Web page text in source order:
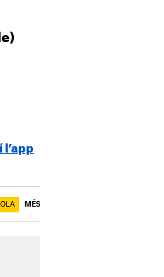
l’app
MÉS